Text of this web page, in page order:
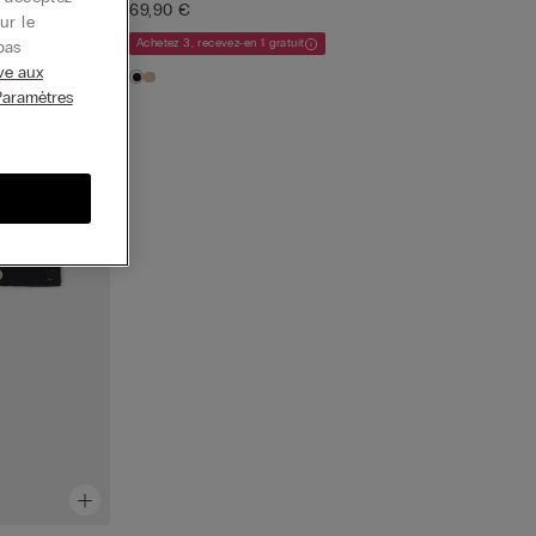
69,90 €
Achetez 3, recevez-en 1 gratuit
le
aux